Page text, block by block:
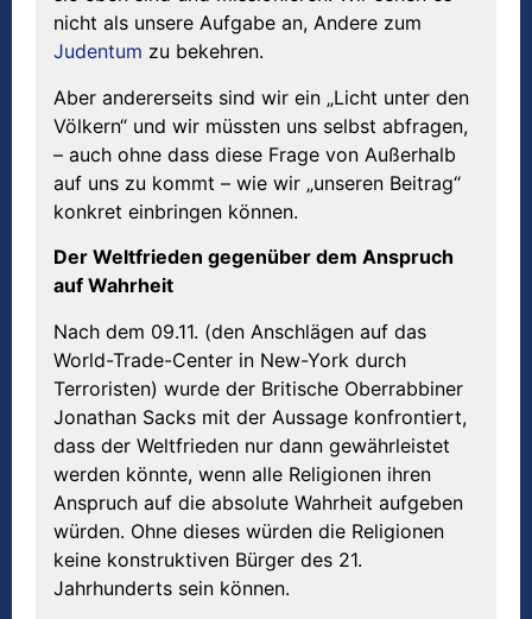
nicht als unsere Aufgabe an, Andere zum
Judentum zu bekehren.
Aber andererseits sind wir ein „Licht unter den
Völkern“ und wir müssten uns selbst abfragen,
– auch ohne dass diese Frage von Außerhalb
auf uns zu kommt – wie wir „unseren Beitrag“
konkret einbringen können.
Der Weltfrieden gegenüber dem Anspruch
auf Wahrheit
Nach dem 09.11. (den Anschlägen auf das
World-Trade-Center in New-York durch
Terroristen) wurde der Britische Oberrabbiner
Jonathan Sacks mit der Aussage konfrontiert,
dass der Weltfrieden nur dann gewährleistet
werden könnte, wenn alle Religionen ihren
Anspruch auf die absolute Wahrheit aufgeben
würden. Ohne dieses würden die Religionen
keine konstruktiven Bürger des 21.
Jahrhunderts sein können.